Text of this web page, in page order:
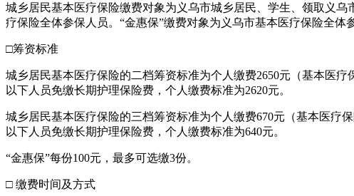
城乡居民基本医疗保险缴费对象为义乌市城乡居民、学生、领取义
疗保险全体参保人员。“金惠保”缴费对象为义乌市基本医疗保险全体
□筹资标准
城乡居民基本医疗保险的二档筹资标准为个人缴费2650元（基本医
以下人员免缴长期护理保险费，个人缴费标准为2620元。
城乡居民基本医疗保险的三档筹资标准为个人缴费670元（基本医疗
以下人员免缴长期护理保险费，个人缴费标准为640元。
“金惠保”每份100元，最多可选缴3份。
□ 缴费时间及方式